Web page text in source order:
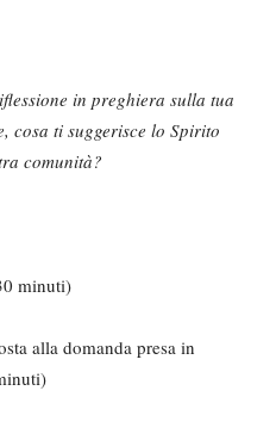
in preghiera sulla tua
cosa ti suggerisce lo Spirito
comunità?
minuti)
alla domanda presa in